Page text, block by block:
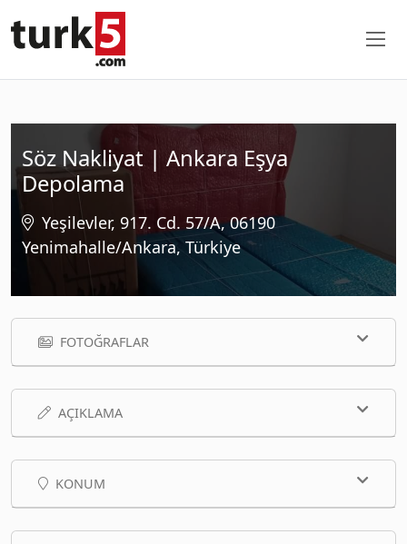
Söz Nakliyat | Ankara Eşya
Depolama
Yeşilevler, 917. Cd. 57/A, 06190
Yenimahalle/Ankara, Türkiye
FOTOĞRAFLAR
AÇIKLAMA
KONUM